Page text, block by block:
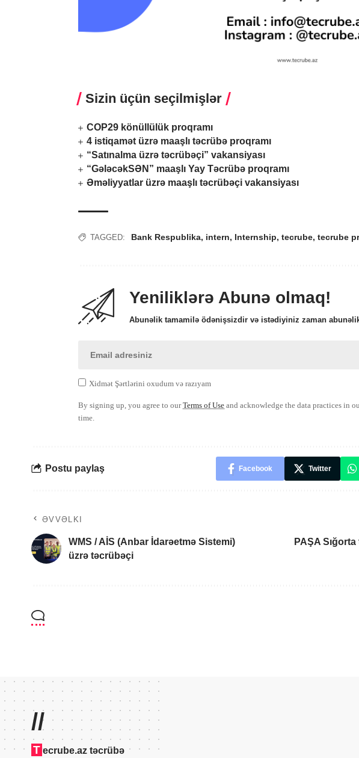
Sizin üçün seçilmişlər
COP29 könüllülük proqramı
4 istiqamət üzrə maaşlı təcrübə proqramı
“Satınalma üzrə təcrübəçi” vakansiyası
“GələcəkSƏN” maaşlı Yay Təcrübə proqramı
Əməliyyatlar üzrə maaşlı təcrübəçi vakansiyası
TAGGED: Bank Respublika, intern, Internship, tecrube, tecrube
Yeniliklərə Abunə olmaq!
Abunəlik tamamilə ödənişsizdir və istədiyiniz zaman
Xidmət Şərtlərini oxudum və razıyam
By signing up, you agree to ourTerms of Use and acknowledge the data practices in
time.
Postu paylaş Facebook Twitter
ƏVVƏLKI
WMS / AİS (Anbar İdarəetmə Sistemi)
üzrə təcrübəçi
PAŞA
//
T ecrube.az təcrübə